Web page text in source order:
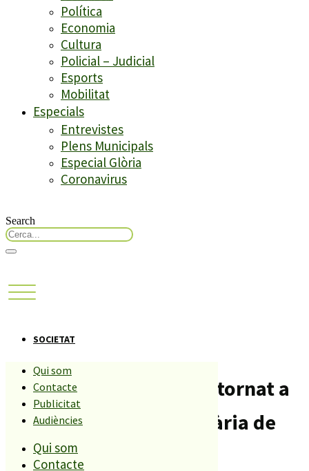
Política
Economia
Cultura
Policial – Judicial
Esports
Mobilitat
Especials
Entrevistes
Plens Municipals
Especial Glòria
Coronavirus
Search
Qui som
Contacte
Publicitat
Audiències
Qui som
Contacte
SOCIETAT
El Ceip les Ferreries ha tornat a
organitzar la Fira solidària de
Nadal.